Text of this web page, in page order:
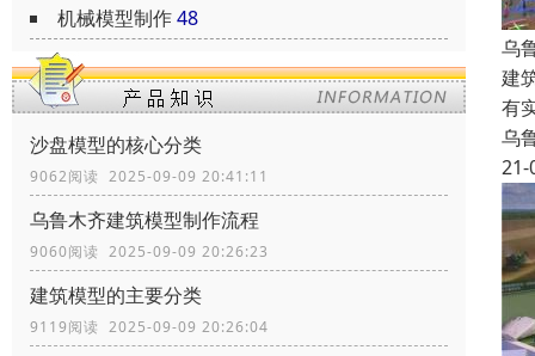
机械模型制作48
沙盘模型的核心分类
9062阅读 2025-09-09 20:41:11
乌鲁木齐建筑模型制作流程
9060阅读 2025-09-09 20:26:23
建筑模型的主要分类
9119阅读 2025-09-09 20:26:04
乌
建
有
乌
21-